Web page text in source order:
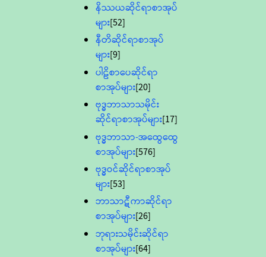
နိဿယဆိုင်ရာစာအုပ်
များ[52]
နီတိဆိုင်ရာစာအုပ်
များ[9]
ပါဠိစာပေဆိုင်ရာ
စာအုပ်များ[20]
ဗုဒ္ဓဘာသာသမိုင်း
ဆိုင်ရာစာအုပ်များ[17]
ဗုဒ္ဓဘာသာ-အထွေထွေ
စာအုပ်များ[576]
ဗုဒ္ဓဝင်ဆိုင်ရာစာအုပ်
များ[53]
ဘာသာဋီကာဆိုင်ရာ
စာအုပ်များ[26]
ဘုရားသမိုင်းဆိုင်ရာ
စာအုပ်များ[64]